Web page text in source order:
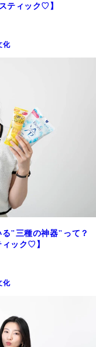
ティック♡】
化
る"三種の神器"って？
ック♡】
化